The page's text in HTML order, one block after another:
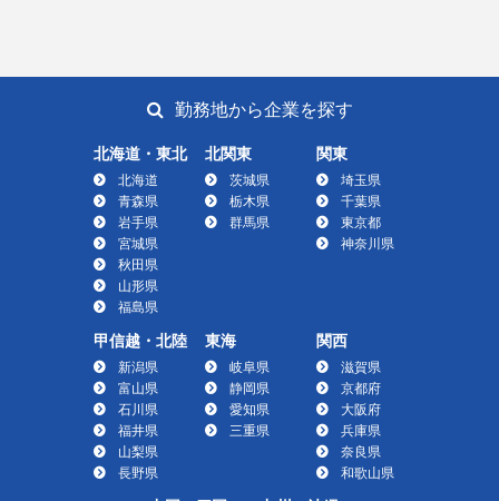
勤務地から企業を探す
北海道・東北
北海道
青森県
岩手県
宮城県
秋田県
山形県
福島県
北関東
茨城県
栃木県
群馬県
関東
埼玉県
千葉県
東京都
神奈川県
甲信越・北陸
新潟県
富山県
石川県
福井県
山梨県
長野県
東海
岐阜県
静岡県
愛知県
三重県
関西
滋賀県
京都府
大阪府
兵庫県
奈良県
和歌山県